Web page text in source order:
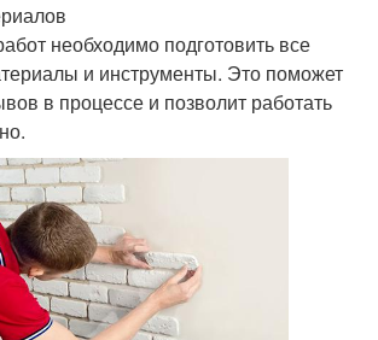
необходимо подготовить все
и инструменты. Это поможет
в процессе и позволит работать